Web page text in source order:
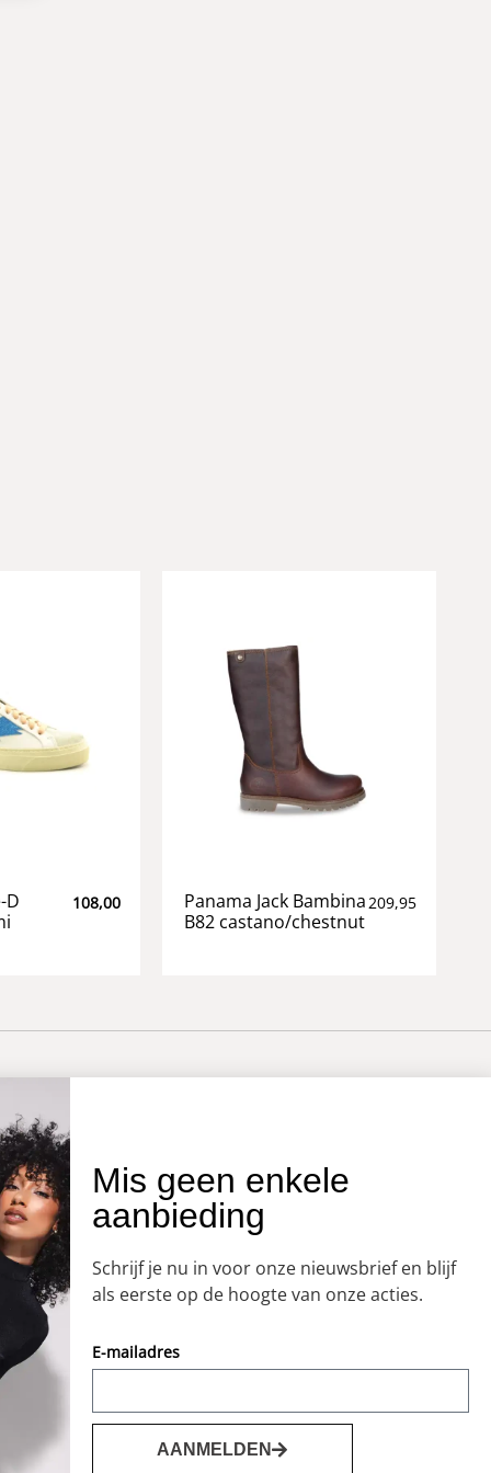
D
108,00
Panama Jack Bambina
B82 castano/chestnut
209,95
OVER ONS
Onze winkel
Koopzondagen
Mis geen enkele
aanbieding
Schrijf je nu in voor onze nieuwsbrief en blijf
als eerste op de hoogte van onze acties.
E-mailadres
AANMELDEN